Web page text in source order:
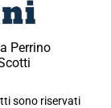
Perrino
sono riservati